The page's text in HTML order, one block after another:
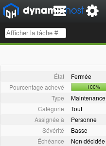
État
Fermée
Pourcentage achevé
100%
Type
Maintenance
Catégorie
Tout
Assignée à
Personne
Sévérité
Basse
Échéance
Non décidée